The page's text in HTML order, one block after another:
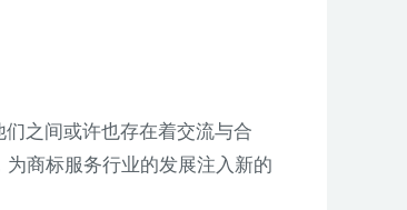
之间或许也存在着交流与合
为商标服务行业的发展注入新的